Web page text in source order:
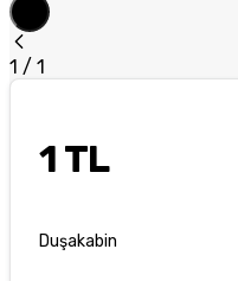
1 / 1
1 TL
Duşakabin